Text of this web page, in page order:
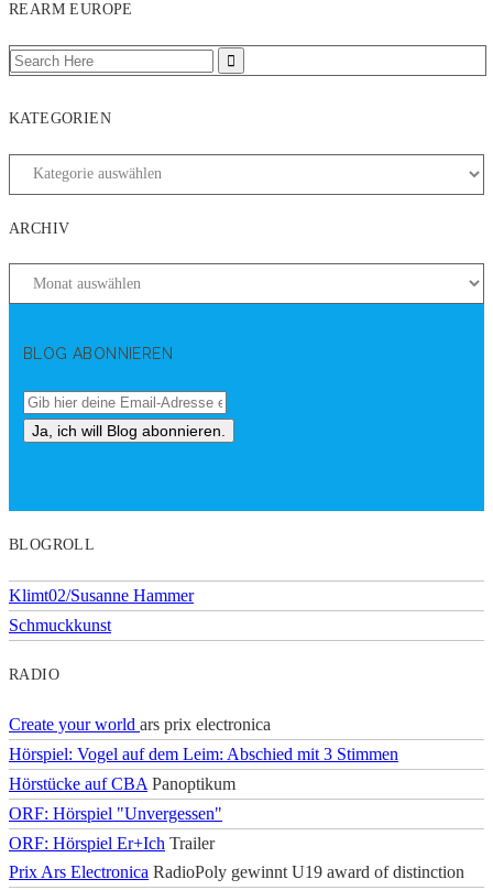
REARM EUROPE
KATEGORIEN
ARCHIV
BLOG ABONNIEREN
BLOGROLL
Klimt02/Susanne Hammer
Schmuckkunst
RADIO
Create your world ars prix electronica
Hörspiel: Vogel auf dem Leim: Abschied mit 3 Stimmen
Hörstücke auf CBA Panoptikum
ORF: Hörspiel "Unvergessen"
ORF: Hörspiel Er+Ich Trailer
Prix Ars Electronica RadioPoly gewinnt U19 award of distinction